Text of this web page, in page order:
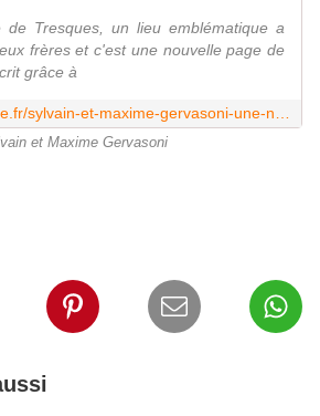
Tresques, un lieu emblématique a
frères et c'est une nouvelle page de
grâce à
et Maxime Gervasoni